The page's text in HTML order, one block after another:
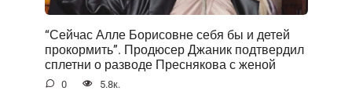
“Сейчас Алле Борисовне себя бы и детей
прокормить”. Продюсер Джаник подтвердил
сплетни о разводе Преснякова с женой
0 5.8к.